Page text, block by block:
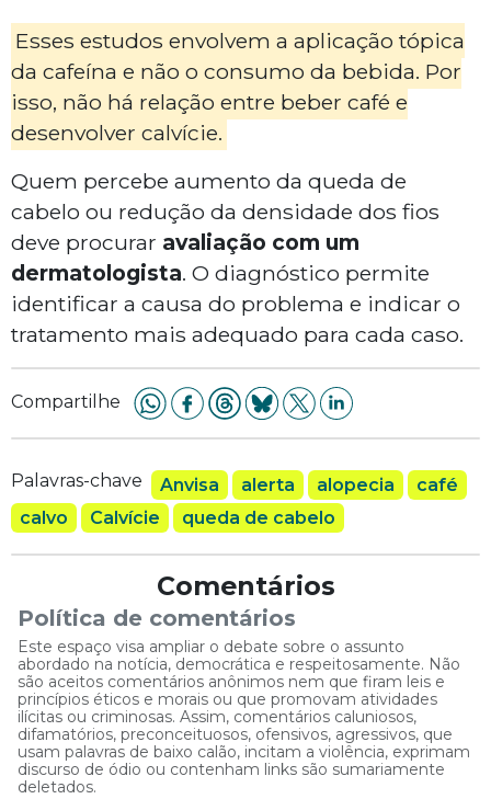
Esses estudos envolvem a aplicação tópica
da cafeína e não o consumo da bebida. Por
isso, não há relação entre beber café e
desenvolver calvície.
Quem percebe aumento da queda de
cabelo ou redução da densidade dos fios
deve procurar avaliação com um
dermatologista. O diagnóstico permite
identificar a causa do problema e indicar o
tratamento mais adequado para cada caso.
Compartilhe
Palavras-chave Anvisa alerta alopecia
café
calvo
Calvície queda de cabelo
Comentários
Política de comentários
Este espaço visa ampliar o debate sobre o assunto
abordado na notícia, democrática e respeitosamente. Não
são aceitos comentários anônimos nem que firam leis e
princípios éticos e morais ou que promovam atividades
ilícitas ou criminosas. Assim, comentários caluniosos,
difamatórios, preconceituosos, ofensivos, agressivos, que
usam palavras de baixo calão, incitam a violência, exprimam
discurso de ódio ou contenham links são sumariamente
deletados.